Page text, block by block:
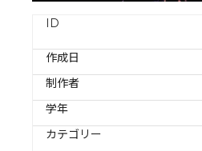
ID
作成日
制作者
学年
カテゴリー